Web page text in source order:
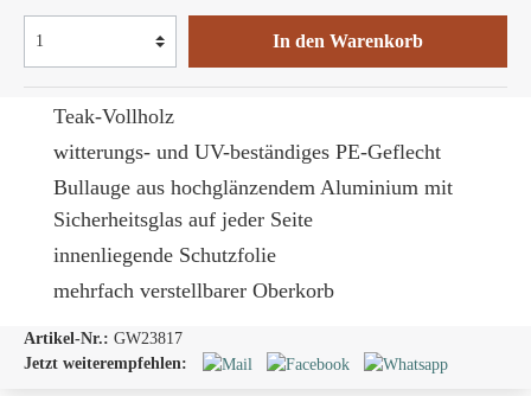
Teak-Vollholz
witterungs- und UV-beständiges PE-Geflecht
Bullauge aus hochglänzendem Aluminium mit
Sicherheitsglas auf jeder Seite
innenliegende Schutzfolie
mehrfach verstellbarer Oberkorb
In den Warenkorb
Artikel-Nr.: GW23817
Jetzt weiterempfehlen: